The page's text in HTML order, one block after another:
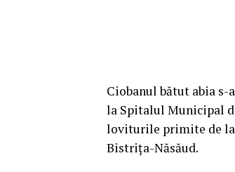
Ciobanul bătut abia s-
la Spitalul Municipal
loviturile primite de la
Bistriţa-Năsăud.